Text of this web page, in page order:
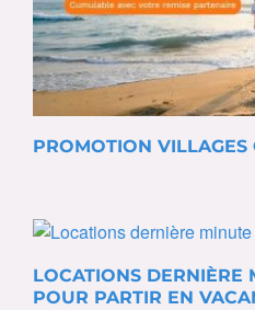
PROMOTION VILLAGES
LOCATIONS DERNIÈRE
POUR PARTIR EN